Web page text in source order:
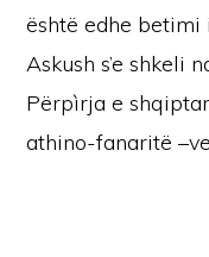
është edhe betimi
Askush s’e shkeli
Përpìrja e
athino-fanaritë